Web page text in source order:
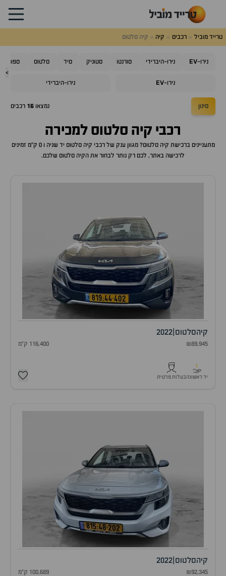
טרייד מוביל רכבים קיה קיה סלטוס
>
נירו-EV נירו-היברידי סורנטו סטוניק סיד סלטוס
נירו-EV נירו-היברידי
סינון נמצאו 16 רכבים
רכבי קיה סלטוס למכירה
מתעניינים ברכישת קיה סלטוס? מגוון ענק של רכבי קיה סלטוס
יד שניה ו 0 ק"מ זמינים
לרכישה באתר, לכם רק נותר לבחור את הקיה סלטוס שלכם.
קיהסלטוס 2022
₪89,945 116,400 ק"מ
1
יד ראשונהבעלות פרטית
קיהסלטוס 2022
₪92,345 100,689 ק"מ